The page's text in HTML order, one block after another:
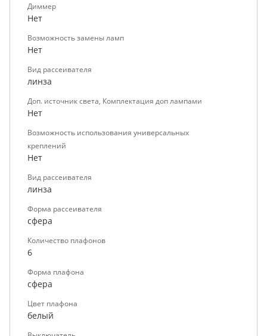
Диммер
Нет
Возможность замены ламп
Нет
Вид рассеивателя
линза
Доп. источник света, Комплектация доп лампами
Нет
Возможность использования универсальных
креплений
Нет
Вид рассеивателя
линза
Форма рассеивателя
сфера
Количество плафонов
6
Форма плафона
сфера
Цвет плафона
белый